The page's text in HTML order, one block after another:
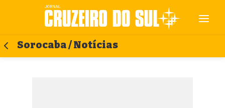
Sorocaba / Notícias